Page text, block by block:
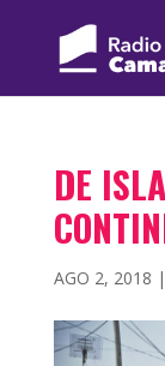
DE
AGO 2, 2018 |